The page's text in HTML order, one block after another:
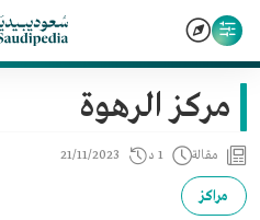
مركز الرهوة
مقالة 1 د 21/11/2023
مراكز